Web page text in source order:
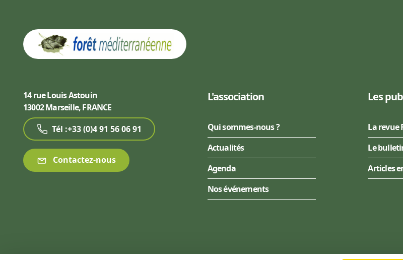
14 rue Louis Astouin
13002 Marseille, FRANCE
Tél :+33 (0)4 91 56 06 91
Contactez-nous
L'association
Qui sommes-nous ?
Actualités
Agenda
Nos événements
Les
La revue
Le
Articles